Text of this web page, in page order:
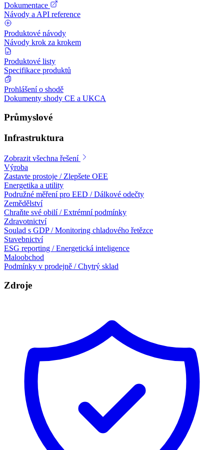
Dokumentace
Návody a API reference
Produktové návody
Návody krok za krokem
Produktové listy
Specifikace produktů
Prohlášení o shodě
Dokumenty shody CE a UKCA
Průmyslové
Infrastruktura
Zobrazit všechna řešení
Výroba
Zastavte prostoje / Zlepšete OEE
Energetika a utility
Podružné měření pro EED / Dálkové odečty
Zemědělství
Chraňte své obilí / Extrémní podmínky
Zdravotnictví
Soulad s GDP / Monitoring chladového řetězce
Stavebnictví
ESG reporting / Energetická inteligence
Maloobchod
Podmínky v prodejně / Chytrý sklad
Zdroje